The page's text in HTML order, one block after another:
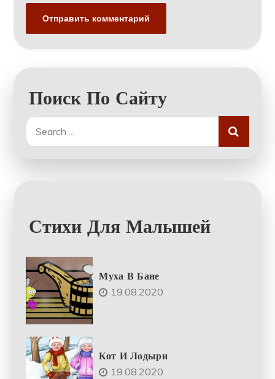
Поиск По Сайту
Search
for:
Стихи Для Малышей
Муха В Бане
19.08.2020
Кот И Лодыри
19.08.2020